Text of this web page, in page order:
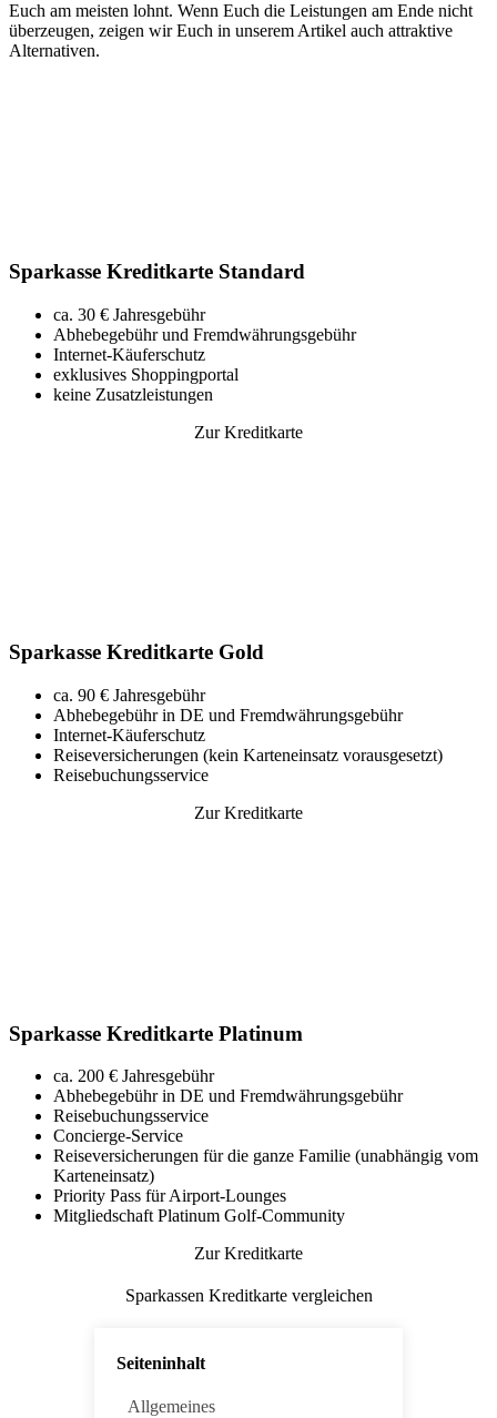
Euch am meisten lohnt. Wenn Euch die Leistungen am Ende nicht
überzeugen, zeigen wir Euch in unserem Artikel auch attraktive
Alternativen.
Sparkasse Kreditkarte Standard
ca. 30 € Jahresgebühr
Abhebegebühr und Fremdwährungsgebühr
Internet-Käuferschutz
exklusives Shoppingportal
keine Zusatzleistungen
Zur Kreditkarte
Sparkasse Kreditkarte Gold
ca. 90 € Jahresgebühr
Abhebegebühr in DE und Fremdwährungsgebühr
Internet-Käuferschutz
Reiseversicherungen (kein Karteneinsatz vorausgesetzt)
Reisebuchungsservice
Zur Kreditkarte
Sparkasse Kreditkarte Platinum
ca. 200 € Jahresgebühr
Abhebegebühr in DE und Fremdwährungsgebühr
Reisebuchungsservice
Concierge-Service
Reiseversicherungen für die ganze Familie (unabhängig vom
Karteneinsatz)
Priority Pass für Airport-Lounges
Mitgliedschaft Platinum Golf-Community
Zur Kreditkarte
Sparkassen Kreditkarte vergleichen
Seiteninhalt
Allgemeines